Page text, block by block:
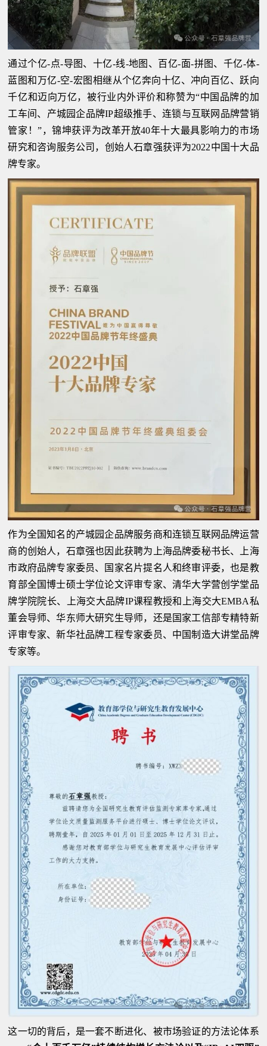
通过个亿-点-导图、十亿-线-地图、百亿-面-拼图、千亿-体-
蓝图和万亿-空-宏图相继从个亿奔向十亿、冲向百亿、跃向
千亿和迈向万亿，被行业内外评价和称赞为“中国品牌的加
工车间、产城园企品牌IP超级推手、连锁与互联网品牌营销
管家！”，锦坤获评为改革开放40年十大最具影响力的市场
研究和咨询服务公司，创始人石章强获评为2022中国十大品
牌专家。
作为全国知名的产城园企品牌服务商和连锁互联网品牌运营
商的创始人，石章强也因此获聘为上海品牌委秘书长、上海
市政府品牌专家委员、国家名片提名人和终审评委，也是教
育部全国博士硕士学位论文评审专家、清华大学营创学堂品
牌学院院长、上海交大品牌IP课程教授和上海交大EMBA私
董会导师、华东师大研究生导师，还是国家工信部专精特新
评审专家、新华社品牌工程专家委员、中国制造大讲堂品牌
专家等。
这一切的背后，是一套不断进化、被市场验证的方法论体系